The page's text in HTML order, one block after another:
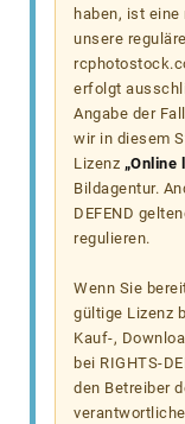
haben, ist
unsere
erfolgt
Angabe der
wir in diesem
Lizenz „Online
Bildagentur.
DEFEND
regulieren.
Wenn Sie
gültige Lizenz
Kauf-,
bei RIGHTS-
den Betreiber